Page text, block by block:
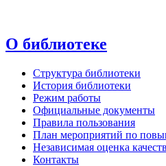
О библиотеке
Структура библиотеки
История библиотеки
Режим работы
Официальные документы
Правила пользования
План мероприятий по
Независимая оценка
Контакты